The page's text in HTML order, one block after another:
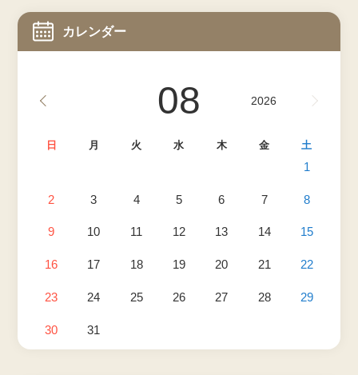
カレンダー
08 2026
日 月 火 水 木 金 土
1
2 3 4 5 6 7 8
9 10 11 12 13 14 15
16 17 18 19 20 21 22
23 24 25 26 27 28 29
30 31